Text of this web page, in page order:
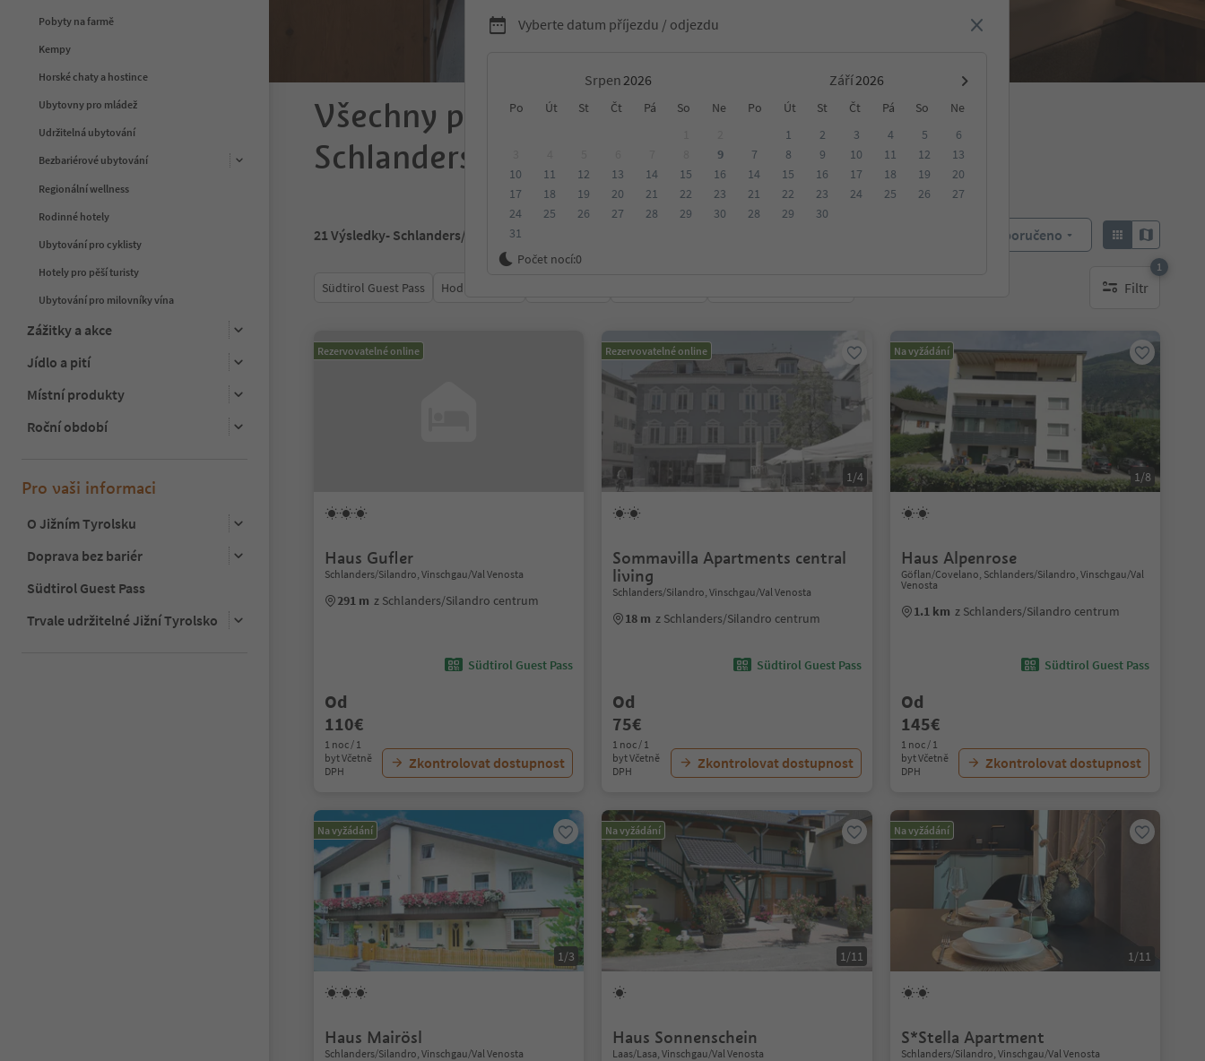
Pobyty na farmě
Kempy
Horské chaty a hostince
Ubytovny pro mládež
Udržitelná ubytování
Bezbariérové ubytování
Regionální wellness
Rodinné hotely
Ubytování pro cyklisty
Hotely pro pěší turisty
Ubytování pro milovníky vína
Zážitky a akce
Jídlo a pití
Místní produkty
Roční období
Pro vaši informaci
O Jižním Tyrolsku
Doprava bez bariér
Südtirol Guest Pass
Trvale udržitelné Jižní Tyrolsko
Vyberte datum příjezdu / odjezdu
Srpen Září
Po Út St Čt Pá So Ne Po Út St Čt Pá So
Ne
9
10
11 12 13 14 15
16
17
18 19 20 21 22
23
24
25 26 27 28 29
30
31
1 2 3 4 5
6
7
8 9 10 11 12
13
14
15 16 17 18 19
20
21
22 23 24 25 26
27
28
29 30
Počet nocí:0
Všechny penziony v
Schlanders/Silandro-Laas/Lasa
21 Výsledky- Schlanders/Silandro-Laas/Lasa Doporučeno
Südtirol Guest Pass Hodnocení Filtr
1
1 aktywny filtr
Rezervovatelné online
Haus Gufler
Schlanders/Silandro, Vinschgau/Val Venosta
291 m z Schlanders/Silandro centrum
Südtirol Guest Pass
Od
110€
1 noc / 1
byt Včetně
DPH
Zkontrolovat dostupnost
Rezervovatelné online
1/4
Sommavilla Apartments central
living
Schlanders/Silandro, Vinschgau/Val Venosta
18 m z Schlanders/Silandro centrum
Südtirol Guest Pass
Od
75€
1 noc / 1
byt Včetně
DPH
Zkontrolovat dostupnost
Na vyžádání
1/8
Haus Alpenrose
Göflan/Covelano, Schlanders/Silandro, Vinschgau/Val
Venosta
1.1 km z Schlanders/Silandro centrum
Südtirol Guest Pass
Od
145€
1 noc / 1
byt Včetně
DPH
Zkontrolovat dostupnost
Na vyžádání
1/3
Haus Mairösl
Schlanders/Silandro, Vinschgau/Val Venosta
Na vyžádání
1/11
Haus Sonnenschein
Laas/Lasa, Vinschgau/Val Venosta
Na vyžádání
1/11
S*Stella Apartment
Schlanders/Silandro, Vinschgau/Val Venosta